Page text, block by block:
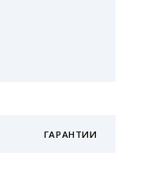
ГАРАНТИИ